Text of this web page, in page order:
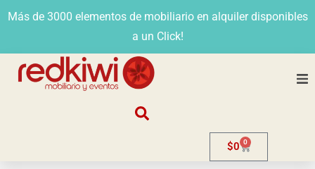
Más de 3000 elementos de mobiliario en alquiler disponibles
a un Click!
$0 0